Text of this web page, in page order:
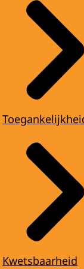
Kwetsbaarheid